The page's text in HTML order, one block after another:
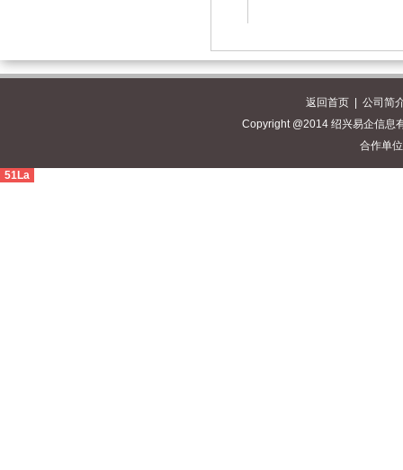
返回首页
公司简
Copyright @2014 绍兴易企信
合作单
51La